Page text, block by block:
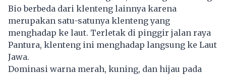
Bio berbeda dari klenteng lainnya karena
merupakan satu-satunya klenteng yang
menghadap ke laut. Terletak di pinggir jalan raya
Pantura, klenteng ini menghadap langsung ke Laut
Jawa.
Dominasi warna merah, kuning, dan hijau pada